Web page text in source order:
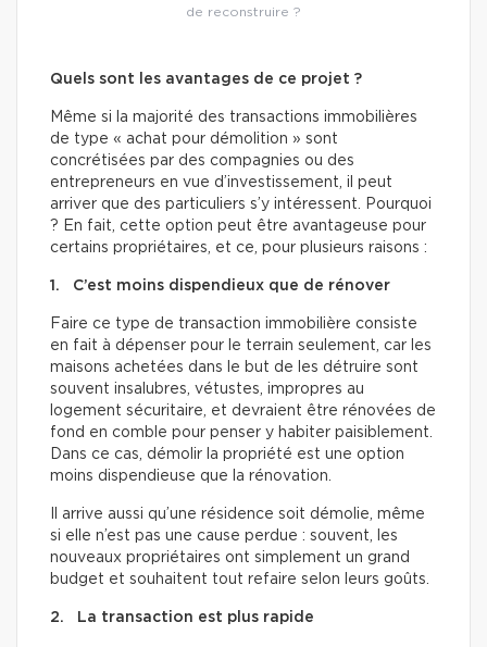
de reconstruire ?
Quels sont les avantages de ce projet ?
Même si la majorité des transactions immobilières
de type « achat pour démolition » sont
concrétisées par des compagnies ou des
entrepreneurs en vue d’investissement, il peut
arriver que des particuliers s’y intéressent. Pourquoi
? En fait, cette option peut être avantageuse pour
certains propriétaires, et ce, pour plusieurs raisons :
1. C’est moins dispendieux que de rénover
Faire ce type de transaction immobilière consiste
en fait à dépenser pour le terrain seulement, car les
maisons achetées dans le but de les détruire sont
souvent insalubres, vétustes, impropres au
logement sécuritaire, et devraient être rénovées de
fond en comble pour penser y habiter paisiblement.
Dans ce cas, démolir la propriété est une option
moins dispendieuse que la rénovation.
Il arrive aussi qu’une résidence soit démolie, même
si elle n’est pas une cause perdue : souvent, les
nouveaux propriétaires ont simplement un grand
budget et souhaitent tout refaire selon leurs goûts.
2. La transaction est plus rapide